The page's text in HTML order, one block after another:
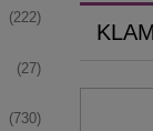
(222)
(27)
(730)